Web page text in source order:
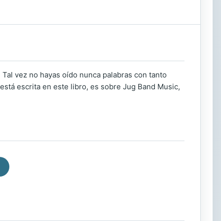
vez no hayas oído nunca palabras con tanto
escrita en este libro, es sobre Jug Band Music,